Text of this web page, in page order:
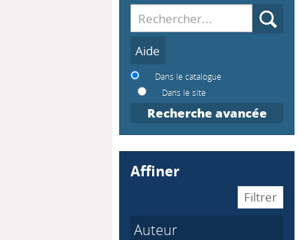
Dans le catalogue
Dans le site
Recherche avancée
affiner
Auteur